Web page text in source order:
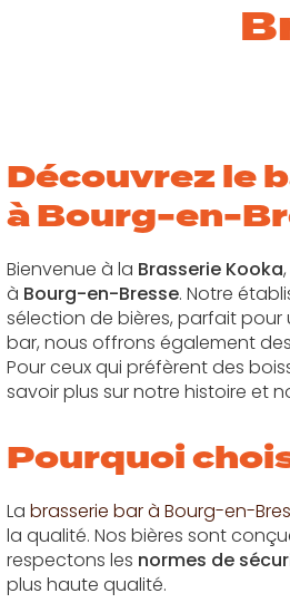
Découvrez le
à Bourg-en-
Bienvenue à la Brasserie Kooka
à Bourg-en-Bresse. Notre
sélection de bières, parfait pour
bar, nous offrons également
Pour ceux qui préfèrent des
savoir plus sur notre histoire et
Pourquoi
La brasserie bar à Bourg-en-
la qualité. Nos bières sont
respectons les normes de
plus haute qualité.